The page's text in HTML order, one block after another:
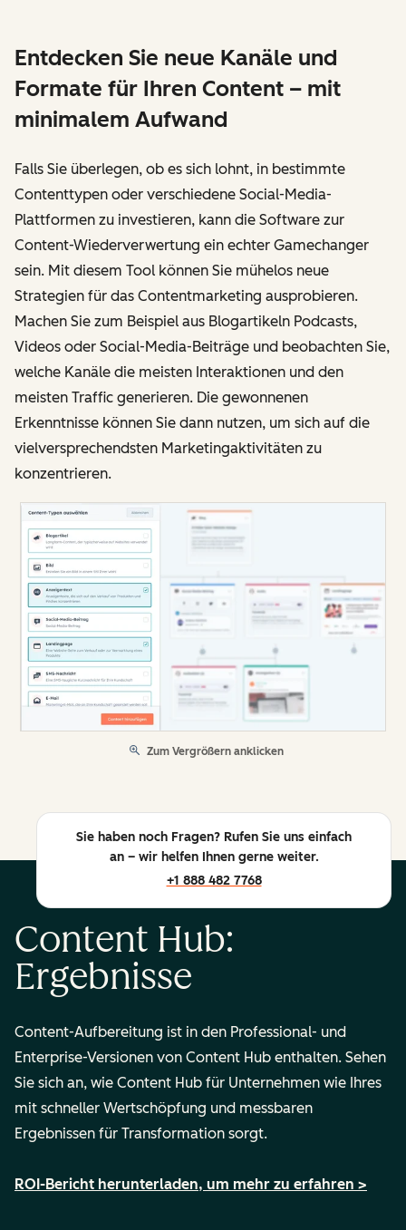
Entdecken Sie neue Kanäle und
Formate für Ihren Content – mit
minimalem Aufwand
Falls Sie überlegen, ob es sich lohnt, in bestimmte
Contenttypen oder verschiedene Social-Media-
Plattformen zu investieren, kann die Software zur
Content-Wiederverwertung ein echter Gamechanger
sein. Mit diesem Tool können Sie mühelos neue
Strategien für das Contentmarketing ausprobieren.
Machen Sie zum Beispiel aus Blogartikeln Podcasts,
Videos oder Social-Media-Beiträge und beobachten Sie,
welche Kanäle die meisten Interaktionen und den
meisten Traffic generieren. Die gewonnenen
Erkenntnisse können Sie dann nutzen, um sich auf die
vielversprechendsten Marketingaktivitäten zu
konzentrieren.
Zum Vergrößern anklicken
Sie haben noch Fragen? Rufen Sie uns einfach
an – wir helfen Ihnen gerne weiter.
+1 888 482 7768
Content Hub:
Ergebnisse
Content-Aufbereitung ist in den Professional- und
Enterprise-Versionen von Content Hub enthalten. Sehen
Sie sich an, wie Content Hub für Unternehmen wie Ihres
mit schneller Wertschöpfung und messbaren
Ergebnissen für Transformation sorgt.
ROI-Bericht herunterladen, um mehr zu erfahren >